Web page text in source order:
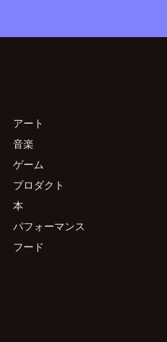
アート
音楽
ゲーム
プロダクト
本
パフォーマンス
フード